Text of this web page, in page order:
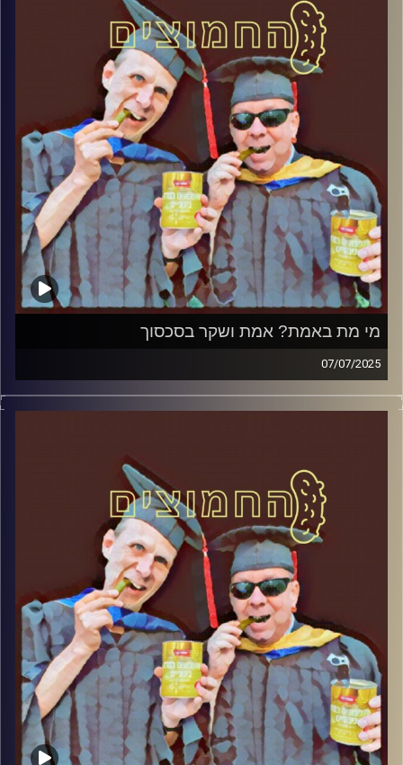
קרדיט תמונות:AudioVersity
מי מת באמת? אמת ושקר בסכסוך
07/07/2025
המערכת הפוליטית על ספת הפסיכולוג, עם פרופסור בועז בן-
דוד ופרופסור גלעד הירשברגר
קרדיט תמונות:AudioVersity